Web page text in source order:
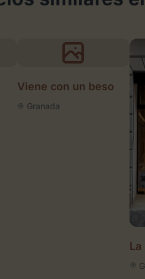
Viene con un beso
Granada
La